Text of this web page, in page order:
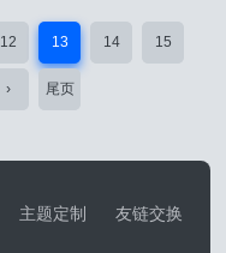
12 13 14 15
› 尾页
主题定制
友链交换